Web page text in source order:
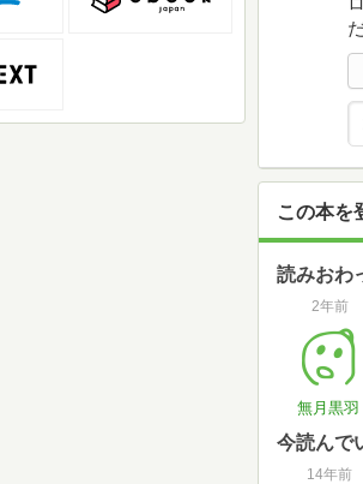
この本を
読みおわ
2年前
無月黒羽
今読んで
14年前